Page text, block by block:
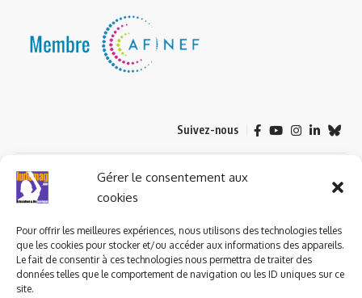
Gérer le consentement aux
cookies
Pour offrir les meilleures expériences, nous utilisons des technologies telles
que les cookies pour stocker et/ou accéder aux informations des appareils.
Le fait de consentir à ces technologies nous permettra de traiter des
données telles que le comportement de navigation ou les ID uniques sur ce
site.
Suivez-nous
© 2023 ludomag.com édité et géré par WOOMEET SAS, powered by